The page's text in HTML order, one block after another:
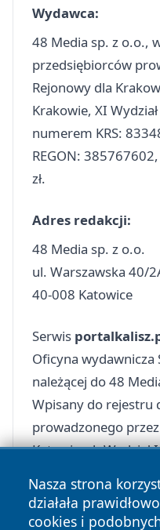
Wydawca:
48 Media sp. z o.o.,
przedsiębiorców
Rejonowy dla
Krakowie, XI
numerem KRS:
REGON:
zł.
Adres redakcji:
48 Media sp. z o.o.
ul. Warszawska 40/
40-008 Katowice
Serwis
Oficyna wydawnicza
należącej do 48
Wpisany do rejestru
prowadzonego
Katowicach Wydział
Nasza strona
działała
cookies i